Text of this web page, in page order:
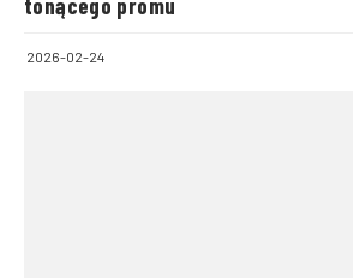
tonącego promu
2026-02-24